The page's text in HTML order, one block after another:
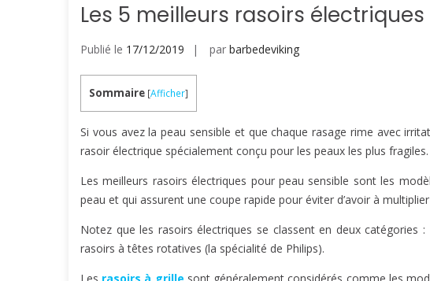
Les 5 meilleurs rasoirs
Publié le 17/12/2019 par barbedeviking
Sommaire [Afficher]
Si vous avez la peau sensible et que chaque rasage rime avec
rasoir électrique spécialement conçu pour les peaux les plus fragiles.
Les meilleurs rasoirs électriques pour peau sensible sont les
peau et qui assurent une coupe rapide pour éviter d’avoir à
Notez que les rasoirs électriques se classent en deux catégories
rasoirs à têtes rotatives (la spécialité de Philips).